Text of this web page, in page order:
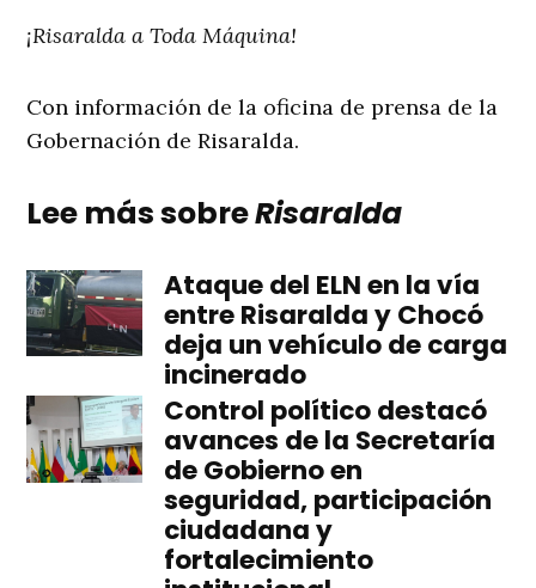
¡Risaralda a Toda Máquina!
Con información de la oficina de prensa de la
Gobernación de Risaralda.
Lee más sobreRisaralda
Ataque del ELN en la vía
entre Risaralda y Chocó
deja un vehículo de carga
incinerado
Control político destacó
avances de la Secretaría
de Gobierno en
seguridad, participación
ciudadana y
fortalecimiento